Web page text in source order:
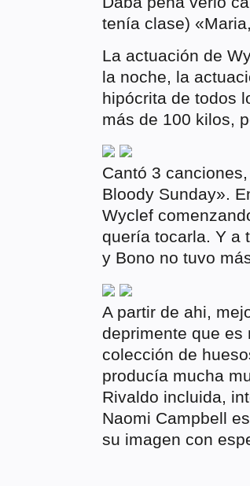
tenía clase)
La actuación de
la noche, la
hipócrita de todos
más de 100 kilos,
Cantó 3
Bloody Sunday».
Wyclef
quería tocarla. Y a
y Bono no tuvo
A partir de ahi,
deprimente que es
colección de
producía mucha
Rivaldo incluida,
Naomi Campbell
su imagen con